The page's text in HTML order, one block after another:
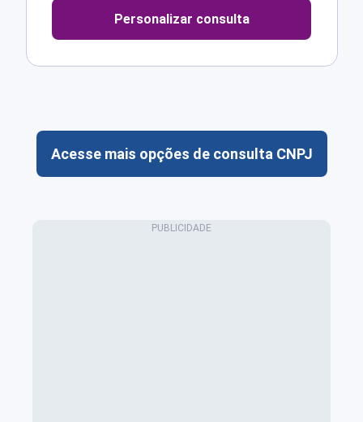
Personalizar consulta
Acesse mais opções de consulta CNPJ